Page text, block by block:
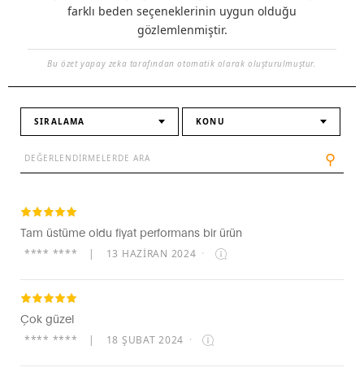
farklı beden seçeneklerinin uygun olduğu
gözlemlenmiştir.
Bu özet yapay zeka tarafından otomatik olarak oluşturulmuştur.
SIRALAMA KONU
⚲
Tam üstüme oldu fiyat performans bir ürün
**** **** | 13 HAZIRAN 2024 ·
Çok güzel
**** **** | 18 ŞUBAT 2024 ·